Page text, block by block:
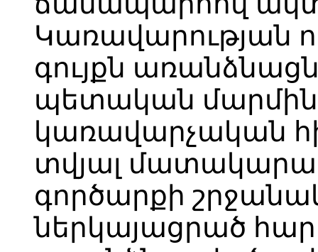
Կառավարության
գույքն
պետական
կառավարչական
տվյալ
գործարքի
ներկայացրած